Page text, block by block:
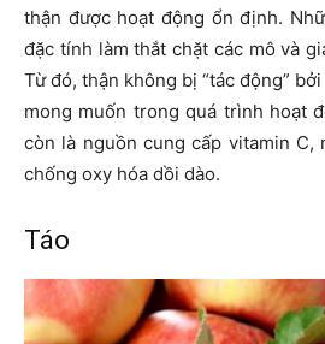
thận được hoạt động ổn định.
đặc tính làm thắt chặt các mô và
Từ đó, thận không bị “tác động”
mong muốn trong quá trình hoạt
còn là nguồn cung cấp vitamin C,
chống oxy hóa dồi dào.
Táo